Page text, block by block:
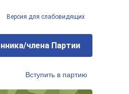
Версия для слабовидящих
члена Партии
Вступить в партию